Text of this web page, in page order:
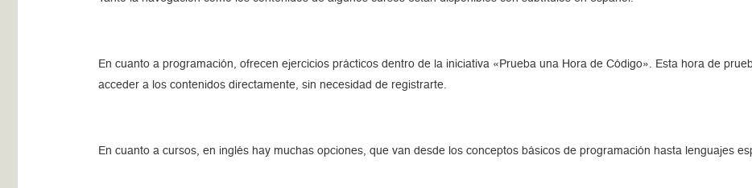
En cuanto a programación, ofrecen ejercicios prácticos dentro de la iniciativa «Prueba una Hora de Código». Esta hora de
acceder a los contenidos directamente, sin necesidad de registrarte.
En cuanto a cursos, en inglés hay muchas opciones, que van desde los conceptos básicos de programación hasta lenguajes